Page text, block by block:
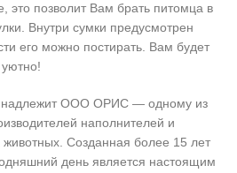
это позволит Вам брать питомца в
Внутри сумки предусмотрен
его можно постирать. Вам будет
ООО ОРИС — одному из
наполнителей и
Созданная более 15 лет
день является настоящим